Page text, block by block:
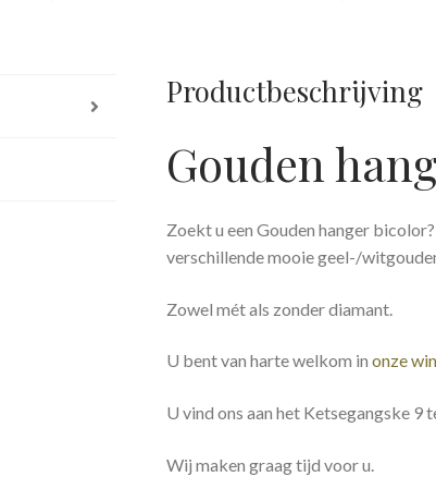
Productbeschrijving
Gouden
Zoekt u een Gouden hanger
verschillende mooie geel-/
Zowel mét als zonder diamant.
U bent van harte welkom inonze
U vind ons aan het Ketsegangske 9
Wij maken graag tijd voor u.